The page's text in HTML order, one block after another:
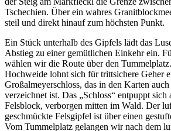
Tschechien. Über ein wahres
steil und direkt hinauf zum höchsten Punkt.
Ein Stück unterhalb des Gipfels lädt das
Abstieg zu einer gemütlichen Einkehr ein.
wählen wir die Route über den
Hochweide lohnt sich für trittsichere Geher
Großalmeyerschloss, das in den Karten
verzeichnet ist. Das „Schloss“ entpuppt sich
Felsblock, verborgen mitten im Wald. Der
geschmückte Felsgipfel ist über einen
Vom Tummelplatz gelangen wir nach dem